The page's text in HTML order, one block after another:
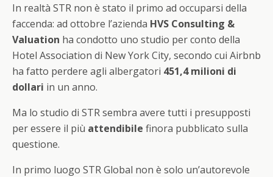
In realtà STR non è stato il primo ad occuparsi della
faccenda: ad ottobre l’azienda HVS Consulting &
Valuation ha condotto uno studio per conto della
Hotel Association di New York City, secondo cui Airbnb
ha fatto perdere agli albergatori 451,4 milioni di
dollari in un anno.
Ma lo studio di STR sembra avere tutti i presupposti
per essere il più attendibile finora pubblicato sulla
questione.
In primo luogo STR Global non è solo un’autorevole